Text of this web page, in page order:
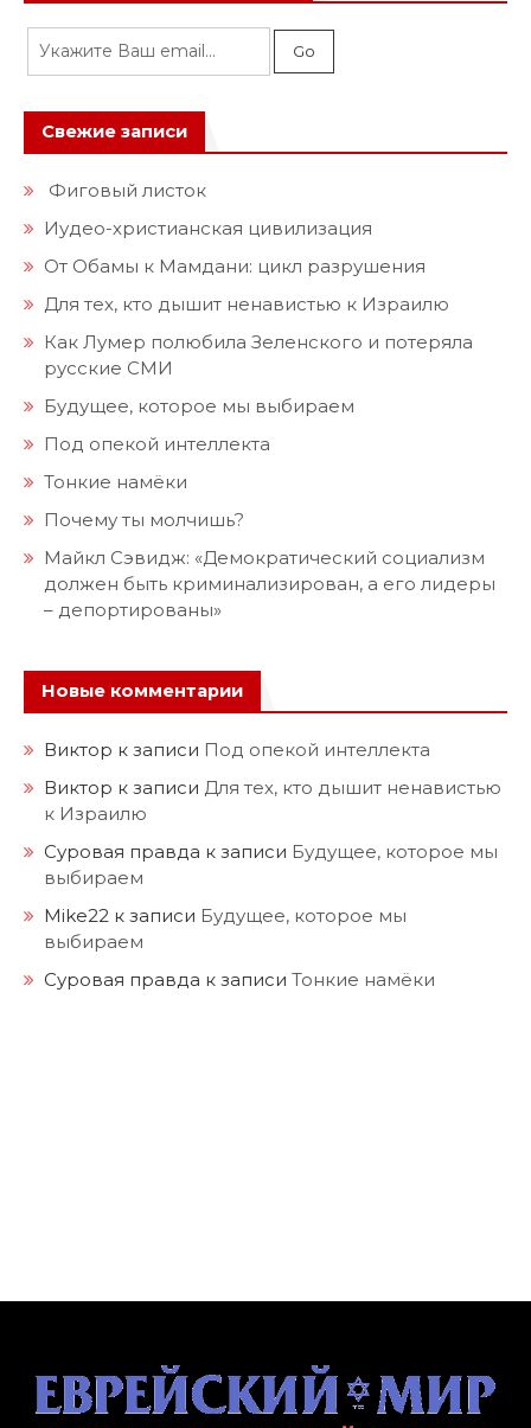
Свежие записи
Фиговый листок
Иудео-христианская цивилизация
От Обамы к Мамдани: цикл разрушения
Для тех, кто дышит ненавистью к Израилю
Как Лумер полюбила Зеленского и потеряла
русские СМИ
Будущее, которое мы выбираем
Под опекой интеллекта
Тонкие намёки
Почему ты молчишь?
Майкл Сэвидж: «Демократический социализм
должен быть криминализирован, а его лидеры
– депортированы»
Новые комментарии
Виктор к записи Под опекой интеллекта
Виктор к записи Для тех, кто дышит ненавистью
к Израилю
Суровая правда к записи Будущее, которое мы
выбираем
Mike22 к записи Будущее, которое мы
выбираем
Суровая правда к записи Тонкие намёки